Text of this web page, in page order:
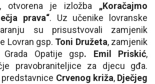
, otvorena je izložba „Koračajmo
prava“. Uz učenike lovranske
su prisustvovali zamjenik
Lovran gsp. Toni Družeta, zamjenik
Grada Opatije gsp. Emil Priskić,
pravobraniteljice za djecu gđa.
predstavnice Crvenog križa, Dječjeg